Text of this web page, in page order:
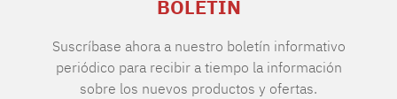
BOLETÍN
Suscríbase ahora a nuestro boletín informativo
periódico para recibir a tiempo la información
sobre los nuevos productos y ofertas.